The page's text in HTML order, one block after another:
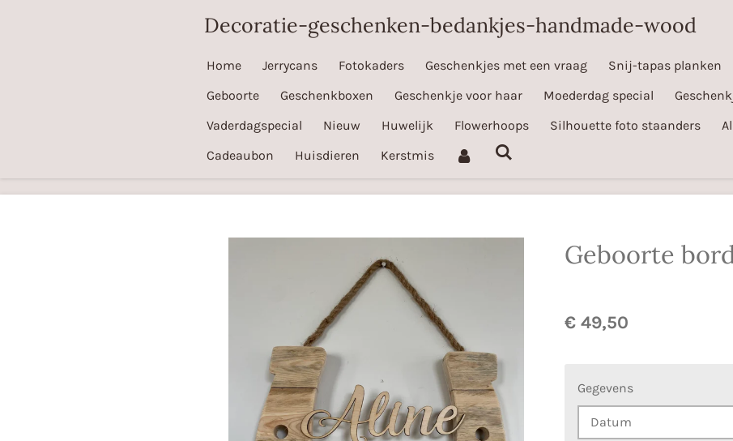
Decoratie-geschenken-bedankjes-handmade-wood
Home Jerrycans Fotokaders Geschenkjes met een vraag Snij-tapas planken
Geboorte
Geschenkboxen Geschenkje voor haar Moederdag special
Vaderdagspecial
Nieuw Huwelijk Flowerhoops Silhouette foto staanders
Cadeaubon
Huisdieren Kerstmis
Geboorte
€ 49,50
Gegevens